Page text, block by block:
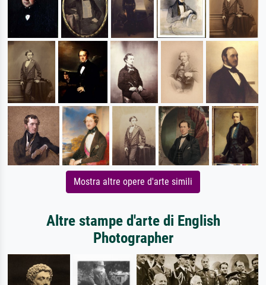
Mostra altre opere d'arte simili
Altre stampe d'arte di English
Photographer